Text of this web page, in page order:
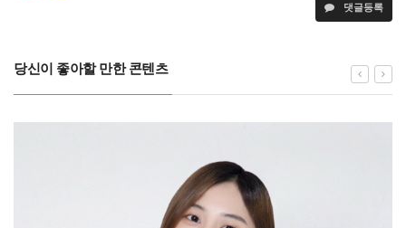
댓글등록
당신이 좋아할 만한 콘텐츠